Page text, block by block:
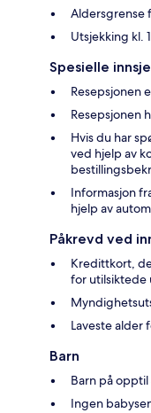
Aldersgrense
Utsjekking kl.
Spesielle
Resepsjonen
Resepsjonen
Hvis du har
ved hjelp av
Informasjon
hjelp av
Påkrevd ved
Kredittkort,
for
Laveste alder
Barn
Barn på
Ingen